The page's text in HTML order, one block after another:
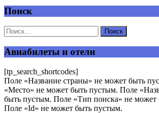
Добавить комментарий
Ваш адрес email не будет опубликован.
Поиск
Авиабилеты и отели
[tp_search_shortcodes]
Поле «Название страны» не может быть
«Место» не может быть пустым. Поле
быть пустым. Поле «Тип поиска» не может
Поле «Id» не может быть пустым.